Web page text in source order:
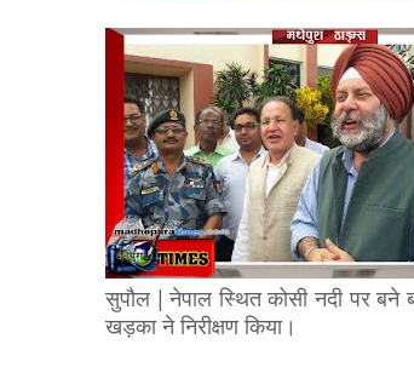
सुपौल |नेपाल स्थित कोसी नदी पर बने
खड़का ने निरीक्षण किया।